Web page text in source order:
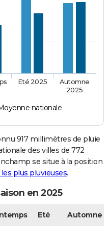
nationale
Eté 2025
Automne
2025
917 millimètres de pluie
des villes de 772
se situe à la position
plus pluvieuses.
en 2025
Eté Automne